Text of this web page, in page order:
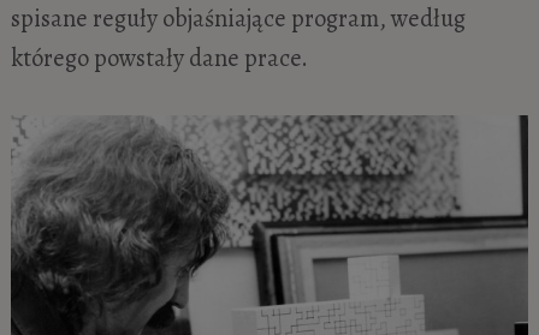
spisane reguły objaśniające program, według
którego powstały dane prace.